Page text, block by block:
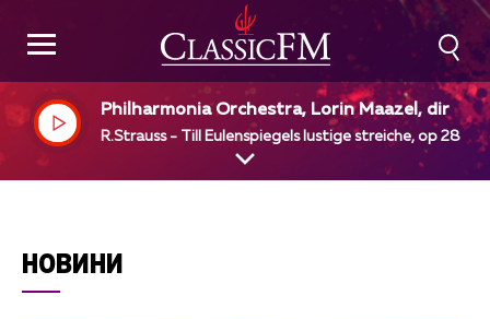
Philharmonia Orchestra, Lorin Maazel, dir
R.Strauss - Till Eulenspiegels lustige streiche, op 28
НОВИНИ